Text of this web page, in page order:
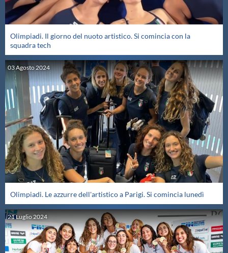
Olimpiadi. Il giorno del nuoto artistico. Si comincia con la
squadra tech
03Agosto2024
Olimpiadi. Le azzurre dell'artistico a Parigi. Si comincia lunedì
21Luglio2024